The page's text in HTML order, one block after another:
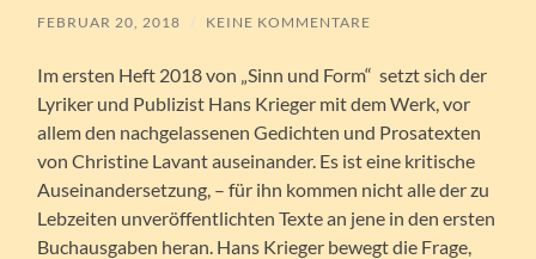
FEBRUAR 20, 2018 / KEINE KOMMENTARE
Im ersten Heft 2018 von „Sinn und Form“ setzt sich der
Lyriker und Publizist Hans Krieger mit dem Werk, vor
allem den nachgelassenen Gedichten und Prosatexten
von Christine Lavant auseinander. Es ist eine kritische
Auseinandersetzung, – für ihn kommen nicht alle der zu
Lebzeiten unveröffentlichten Texte an jene in den ersten
Buchausgaben heran. Hans Krieger bewegt die Frage,